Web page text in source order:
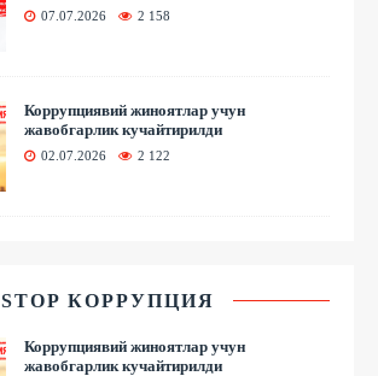
07.07.2026 2 158
Коррупциявий жиноятлар учун
жавобгарлик кучайтирилди
02.07.2026 2 122
STOP КОРРУПЦИЯ
Коррупциявий жиноятлар учун
жавобгарлик кучайтирилди